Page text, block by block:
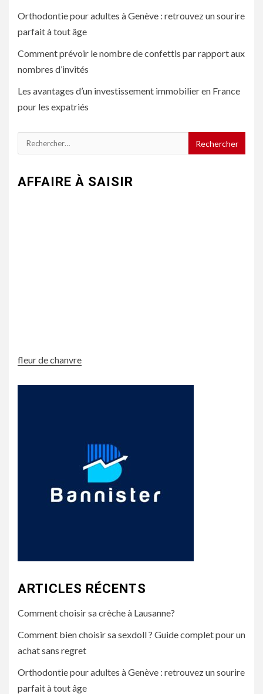
Orthodontie pour adultes à Genève : retrouvez un sourire
parfait à tout âge
Comment prévoir le nombre de confettis par rapport aux
nombres d’invités
Les avantages d’un investissement immobilier en France
pour les expatriés
Rechercher :
AFFAIRE À SAISIR
fleur de chanvre
ARTICLES RÉCENTS
Comment choisir sa crèche à Lausanne?
Comment bien choisir sa sexdoll ? Guide complet pour un
achat sans regret
Orthodontie pour adultes à Genève : retrouvez un sourire
parfait à tout âge